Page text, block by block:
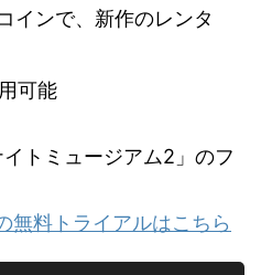
インで、新作のレンタ
可能
トミュージアム2」のフ
無料トライアルはこちら